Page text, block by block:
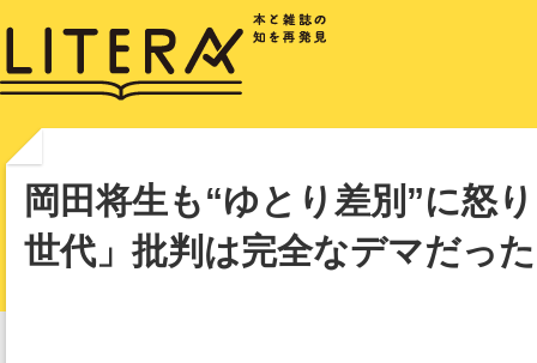
岡田将生も“ゆとり差別”に怒
世代」批判は完全なデマだっ